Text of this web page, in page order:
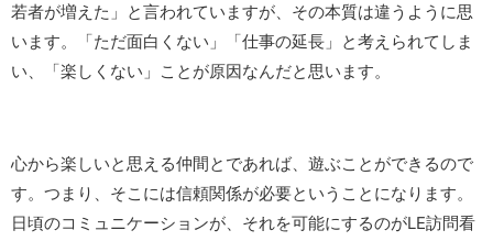
若者が増えた」と言われていますが、その本質は違うように思
います。「ただ面白くない」「仕事の延長」と考えられてしま
い、「楽しくない」ことが原因なんだと思います。
心から楽しいと思える仲間とであれば、遊ぶことができるので
す。つまり、そこには信頼関係が必要ということになります。
日頃のコミュニケーションが、それを可能にするのがLE訪問看